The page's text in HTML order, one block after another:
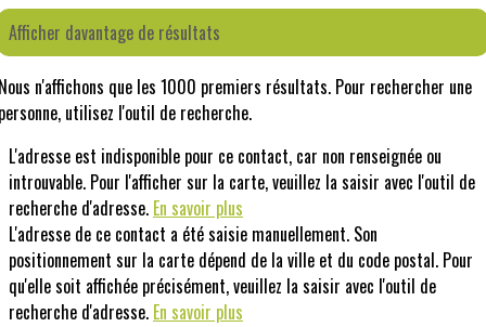
Afficher davantage de résultats
n'affichons que les 1000 premiers résultats. Pour rechercher une
utilisez l'outil de recherche.
L'adresse est indisponible pour ce contact, car non renseignée ou
introuvable. Pour l'afficher sur la carte, veuillez la saisir avec l'outil de
recherche d'adresse. En savoir plus
L'adresse de ce contact a été saisie manuellement. Son
positionnement sur la carte dépend de la ville et du code postal. Pour
qu'elle soit affichée précisément, veuillez la saisir avec l'outil de
recherche d'adresse. En savoir plus